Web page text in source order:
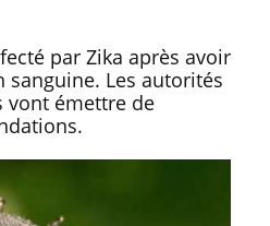
par Zika après avoir
Les autorités
vont émettre de